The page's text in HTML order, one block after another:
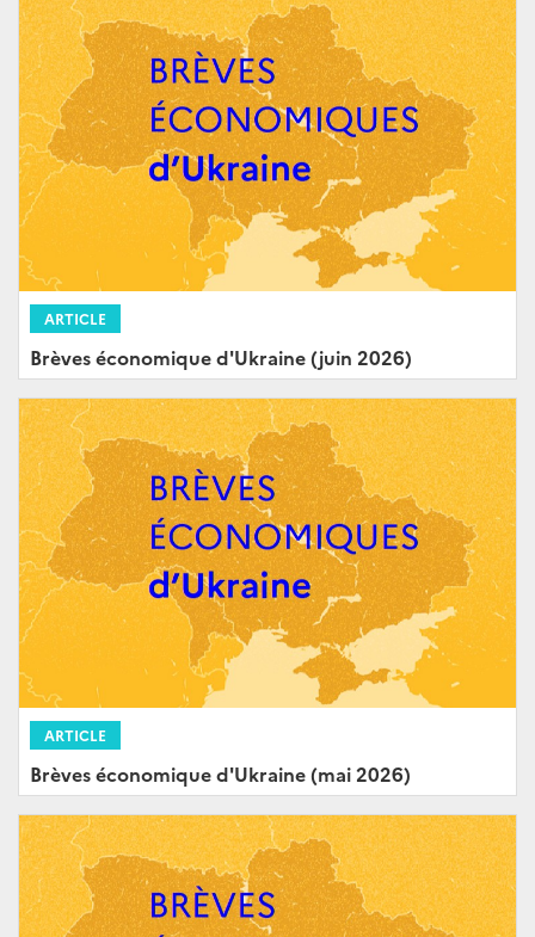
ARTICLE
Brèves économique d'Ukraine (juin 2026)
ARTICLE
Brèves économique d'Ukraine (mai 2026)